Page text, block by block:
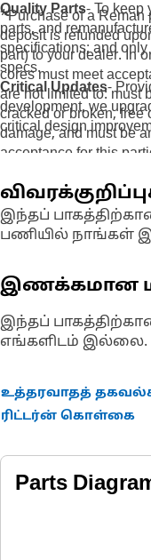
Quality Parts- To keep
parts, and
specifications; and
specs.
Critical Updates-
development, we
critical design
*Purchase of a Reman
deposit is refunded
part) to your dealer. In
cores must meet
are not limited to: must
cracked or broken, free
damage, and must be
acceptance for this
இந்தப்
பணியில் நாங்கள்
இணக்கமான
இந்தப்
எங்களிடம் இல்லை.
உத்தரவாதத்
ரிட்டர்ன் கொள்கை
Parts